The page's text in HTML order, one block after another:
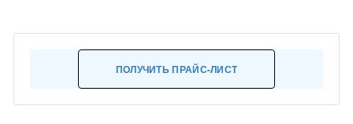
ПОЛУЧИТЬ ПРАЙС-ЛИСТ